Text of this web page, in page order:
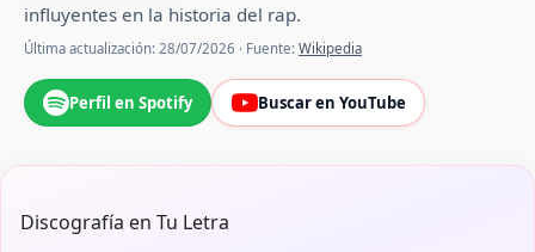
influyentes en la historia del rap.
Última actualización: 28/07/2026 · Fuente: Wikipedia
Perfil en Spotify Buscar en YouTube
Discografía en Tu Letra